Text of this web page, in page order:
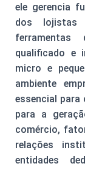
ele gerencia
dos lojistas
ferramentas
qualificado e
micro e
ambiente
essencial para
para a
comércio,
relações
entidades